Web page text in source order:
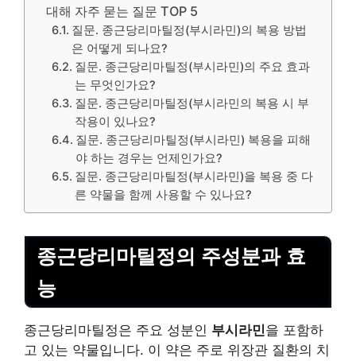
대해 자주 묻는 질문 TOP 5
질문. 종근당리마틸정(부시라민)의 복용 방법
은 어떻게 되나요?
질문. 종근당리마틸정(부시라민)의 주요 효과
는 무엇인가요?
질문. 종근당리마틸정(부시라민의 복용 시 부
작용이 있나요?
질문. 종근당리마틸정(부시라민) 복용을 피해
야 하는 경우는 언제인가요?
질문. 종근당리마틸정(부시라민)을 복용 중 다
른 약물을 함께 사용할 수 있나요?
종근당리마틸정의 주성분과 효
능
종근당리마틸정은 주요 성분인 부시라민을 포함하
고 있는 약물입니다. 이 약은 주로 위장관 질환의 치